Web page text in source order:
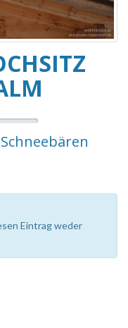
Eintrag weder